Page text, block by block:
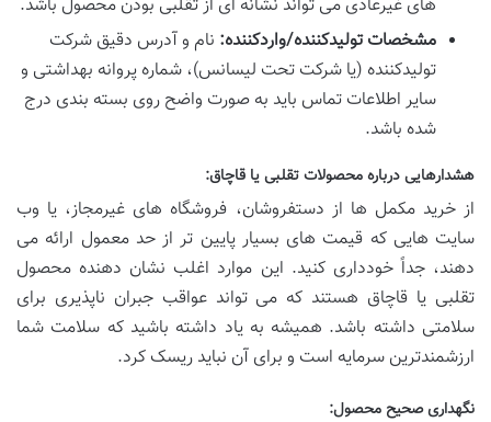
های غیرعادی می تواند نشانه ای از تقلبی بودن محصول باشد.
مشخصات تولیدکننده/واردکننده: نام و آدرس دقیق شرکت
تولیدکننده (یا شرکت تحت لیسانس)، شماره پروانه بهداشتی و
سایر اطلاعات تماس باید به صورت واضح روی بسته بندی درج
شده باشد.
هشدارهایی درباره محصولات تقلبی یا قاچاق:
از خرید مکمل ها از دستفروشان، فروشگاه های غیرمجاز، یا وب
سایت هایی که قیمت های بسیار پایین تر از حد معمول ارائه می
دهند، جداً خودداری کنید. این موارد اغلب نشان دهنده محصول
تقلبی یا قاچاق هستند که می تواند عواقب جبران ناپذیری برای
سلامتی داشته باشد. همیشه به یاد داشته باشید که سلامت شما
ارزشمندترین سرمایه است و برای آن نباید ریسک کرد.
نگهداری صحیح محصول: